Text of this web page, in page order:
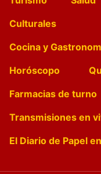
Culturales
Cocina y
Horóscopo
Farmacias de turno
Transmisiones en
El Diario de Papel